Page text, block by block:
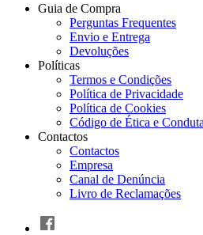
Guia de Compra
Perguntas Frequentes
Envio e Entrega
Devoluções
Políticas
Termos e Condições
Política de Privacidade
Política de Cookies
Código de Ética e Conduta
Contactos
Contactos
Empresa
Canal de Denúncia
Livro de Reclamações